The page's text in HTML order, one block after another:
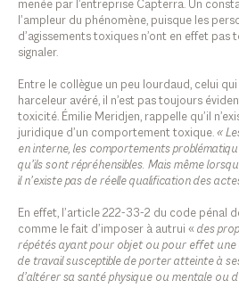
menée par l’entreprise Capterra. Un
l’ampleur du phénomène, puisque les
d’agissements toxiques n’ont en effet pas
signaler.
Entre le collègue un peu lourdaud, celui
harceleur avéré, il n’est pas toujours
toxicité. Émilie Meridjen, rappelle qu’il
juridique d’un comportement toxique. «
en interne, les comportements
qu’ils sont répréhensibles. Mais même
il n’existe pas de réelle qualification des
En effet, l’article 222-33-2 du code pénal
comme le fait d’imposer à autrui « des
répétés ayant pour objet ou pour effet
de travail susceptible de porter atteinte à
d’altérer sa santé physique ou mentale ou